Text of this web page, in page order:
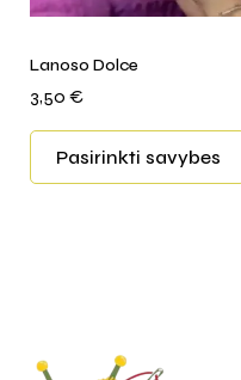
Lanoso Dolce
3,50 €
Pasirinkti savybes